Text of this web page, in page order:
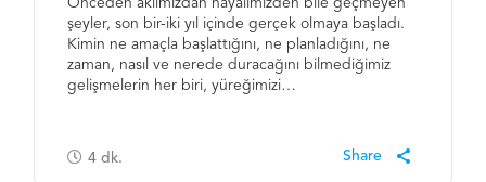
Önceden aklımızdan hayalimizden bile geçmeyen
şeyler, son bir-iki yıl içinde gerçek olmaya başladı.
Kimin ne amaçla başlattığını, ne planladığını, ne
zaman, nasıl ve nerede duracağını bilmediğimiz
gelişmelerin her biri, yüreğimizi…
4 dk.